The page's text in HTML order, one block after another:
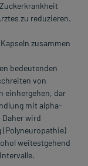
zu reduzieren.
zusammen
bedeutenden
von
einhergehen, dar
mit alpha-
wird
weitestgehend